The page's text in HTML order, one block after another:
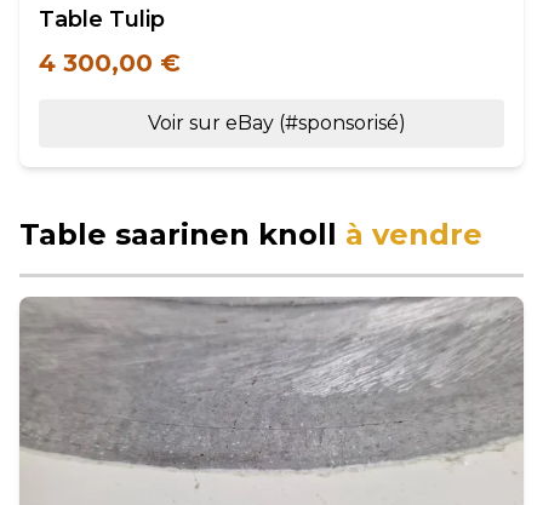
Table Tulip
4 300,00 €
Voir sur eBay (#sponsorisé)
Table saarinen knoll à vendre